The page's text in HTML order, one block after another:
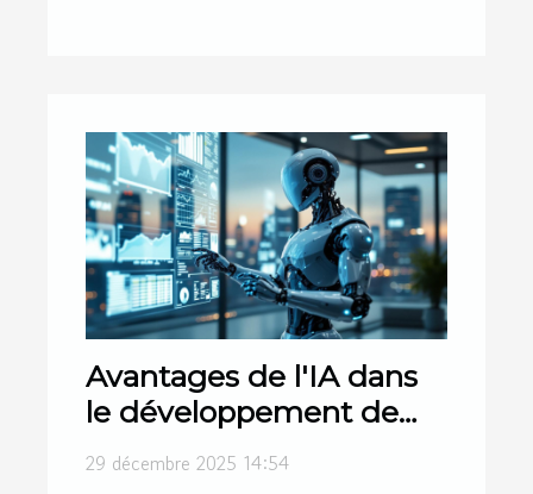
Avantages de l'IA dans
le développement de
stratégies d'affaires
29 décembre 2025 14:54